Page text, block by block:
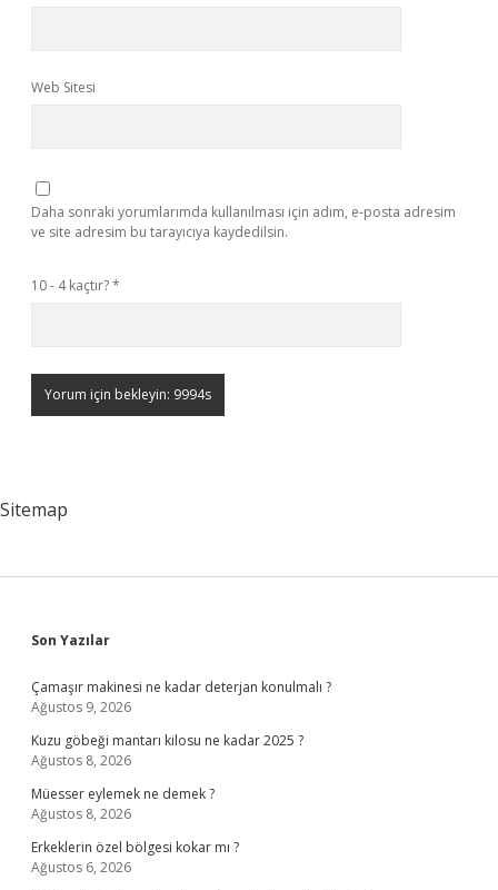
Web Sitesi
Daha sonraki yorumlarımda kullanılması için adım, e-posta adresim
ve site adresim bu tarayıcıya kaydedilsin.
10 - 4 kaçtır?*
Sitemap
Sidebar
Son Yazılar
Çamaşır makinesi ne kadar deterjan konulmalı ?
Ağustos 9, 2026
Kuzu göbeği mantarı kilosu ne kadar 2025 ?
Ağustos 8, 2026
Müesser eylemek ne demek ?
Ağustos 8, 2026
Erkeklerin özel bölgesi kokar mı ?
Ağustos 6, 2026